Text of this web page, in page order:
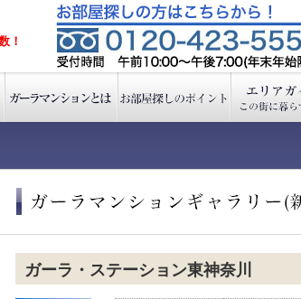
！
ガーラ・ステーション東神奈川